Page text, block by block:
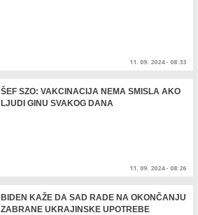
11. 09. 2024 - 08:33
ŠEF SZO: VAKCINACIJA NEMA SMISLA AKO
LJUDI GINU SVAKOG DANA
11. 09. 2024 - 08:26
BIDEN KAŽE DA SAD RADE NA OKONČANJU
ZABRANE UKRAJINSKE UPOTREBE